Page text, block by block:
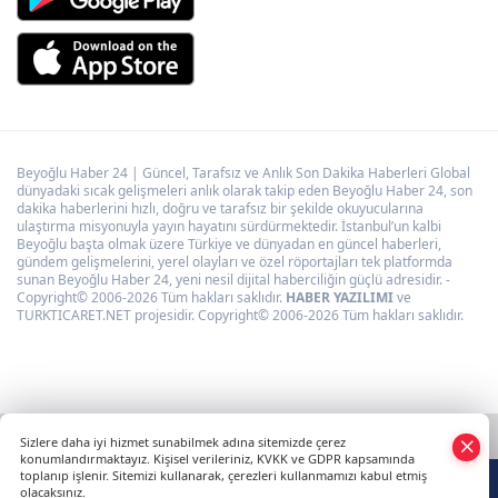
Beyoğlu Haber 24 | Güncel, Tarafsız ve Anlık Son Dakika Haberleri Global
dünyadaki sıcak gelişmeleri anlık olarak takip eden Beyoğlu Haber 24, son
dakika haberlerini hızlı, doğru ve tarafsız bir şekilde okuyucularına
ulaştırma misyonuyla yayın hayatını sürdürmektedir. İstanbul’un kalbi
Beyoğlu başta olmak üzere Türkiye ve dünyadan en güncel haberleri,
gündem gelişmelerini, yerel olayları ve özel röportajları tek platformda
sunan Beyoğlu Haber 24, yeni nesil dijital haberciliğin güçlü adresidir. -
Copyright© 2006-2026 Tüm hakları saklıdır. HABER YAZILIMIve
TURKTICARET.NET projesidir. Copyright© 2006-2026 Tüm hakları saklıdır.
Sizlere daha iyi hizmet sunabilmek adına sitemizde çerez
konumlandırmaktayız. Kişisel verileriniz, KVKK ve GDPR kapsamında
toplanıp işlenir. Sitemizi kullanarak, çerezleri kullanmamızı kabul etmiş
olacaksınız.